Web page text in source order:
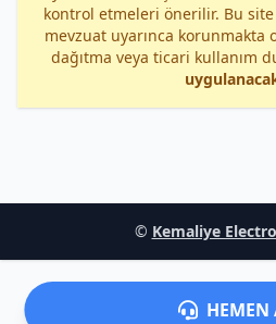
kontrol etmeleri önerilir. Bu
mevzuat uyarınca korunmakta
dağıtma veya ticari kullanım
© Kemaliye
HEMEN